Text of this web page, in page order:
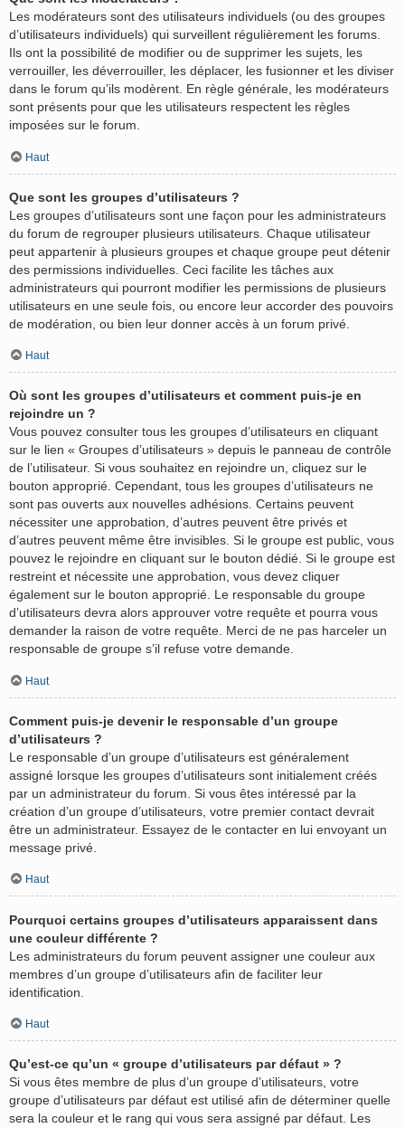
Les modérateurs sont des utilisateurs individuels (ou des groupes
d’utilisateurs individuels) qui surveillent régulièrement les forums.
Ils ont la possibilité de modifier ou de supprimer les sujets, les
verrouiller, les déverrouiller, les déplacer, les fusionner et les diviser
dans le forum qu’ils modèrent. En règle générale, les modérateurs
sont présents pour que les utilisateurs respectent les règles
imposées sur le forum.
Haut
Que sont les groupes d’utilisateurs ?
Les groupes d’utilisateurs sont une façon pour les administrateurs
du forum de regrouper plusieurs utilisateurs. Chaque utilisateur
peut appartenir à plusieurs groupes et chaque groupe peut détenir
des permissions individuelles. Ceci facilite les tâches aux
administrateurs qui pourront modifier les permissions de plusieurs
utilisateurs en une seule fois, ou encore leur accorder des pouvoirs
de modération, ou bien leur donner accès à un forum privé.
Haut
Où sont les groupes d’utilisateurs et comment puis-je en
rejoindre un ?
Vous pouvez consulter tous les groupes d’utilisateurs en cliquant
sur le lien « Groupes d’utilisateurs » depuis le panneau de contrôle
de l’utilisateur. Si vous souhaitez en rejoindre un, cliquez sur le
bouton approprié. Cependant, tous les groupes d’utilisateurs ne
sont pas ouverts aux nouvelles adhésions. Certains peuvent
nécessiter une approbation, d’autres peuvent être privés et
d’autres peuvent même être invisibles. Si le groupe est public, vous
pouvez le rejoindre en cliquant sur le bouton dédié. Si le groupe est
restreint et nécessite une approbation, vous devez cliquer
également sur le bouton approprié. Le responsable du groupe
d’utilisateurs devra alors approuver votre requête et pourra vous
demander la raison de votre requête. Merci de ne pas harceler un
responsable de groupe s’il refuse votre demande.
Haut
Comment puis-je devenir le responsable d’un groupe
d’utilisateurs ?
Le responsable d’un groupe d’utilisateurs est généralement
assigné lorsque les groupes d’utilisateurs sont initialement créés
par un administrateur du forum. Si vous êtes intéressé par la
création d’un groupe d’utilisateurs, votre premier contact devrait
être un administrateur. Essayez de le contacter en lui envoyant un
message privé.
Haut
Pourquoi certains groupes d’utilisateurs apparaissent dans
une couleur différente ?
Les administrateurs du forum peuvent assigner une couleur aux
membres d’un groupe d’utilisateurs afin de faciliter leur
identification.
Haut
Qu’est-ce qu’un « groupe d’utilisateurs par défaut » ?
Si vous êtes membre de plus d’un groupe d’utilisateurs, votre
groupe d’utilisateurs par défaut est utilisé afin de déterminer quelle
sera la couleur et le rang qui vous sera assigné par défaut. Les